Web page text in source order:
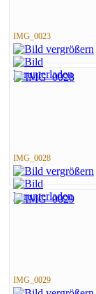
IMG_0023
IMG_0028
IMG_0029